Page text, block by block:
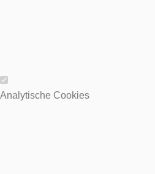
Wesentliche Cookies
Analytische Cookies